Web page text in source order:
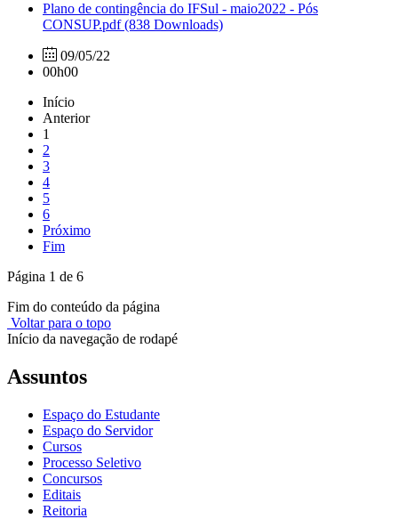
Plano de contingência do IFSul - maio2022 - Pós
CONSUP.pdf(838 Downloads)
09/05/22
00h00
Início
Anterior
1
2
3
4
5
6
Próximo
Fim
Página 1 de 6
Fim do conteúdo da página
Voltar para o topo
Início da navegação de rodapé
Assuntos
Espaço do Estudante
Espaço do Servidor
Cursos
Processo Seletivo
Concursos
Editais
Reitoria